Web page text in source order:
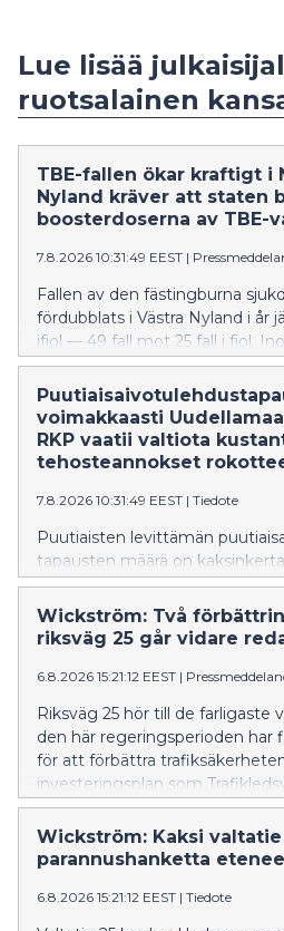
Lue lisää
ruotsalainen
TBE-fallen ökar kraftigt i
Nyland kräver att staten
boosterdoserna av TBE-
7.8.2026 10:31:49 EEST |
Fallen av den fästingburna
fördubblats i Västra Nyland i år
ifjol — 49 fall mot 25 fall i fjol.
har TBE också börjat
kommuner, även om det
tills vidare. Förra året dog fyra
TBE. Många av Finlands
voimakkaasti
RKP vaatii valtiota
tehosteannokset
7.8.2026 10:31:49 EEST | Tiedote
Puutiaisten levittämän
tapausten määrä on
Uudellamaalla tänä vuonna
vastaavaan ajankohtaan –
kesänä jo 49, kun viime vuonna
vuosien aikana TBE:tä on
Uudenmaan kunnissa, vaikka
henkilöä kuoli Uudellamaalla
Monet Suomen riskialueista
Wickström: Två
riksväg 25 går vidare
6.8.2026 15:21:12 EEST |
Riksväg 25 hör till de farligaste
den här regeringsperioden har
för att förbättra
investeringsplan som
åtgärder längs riksväg 25
Wickström: Kaksi valtatie
parannushanketta
6.8.2026 15:21:12 EEST | Tiedote